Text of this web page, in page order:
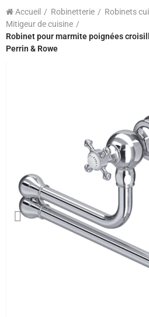
Accueil Robinetterie
Robinets
Mitigeur de cuisine
Robinet pour marmite poignées
Perrin & Rowe